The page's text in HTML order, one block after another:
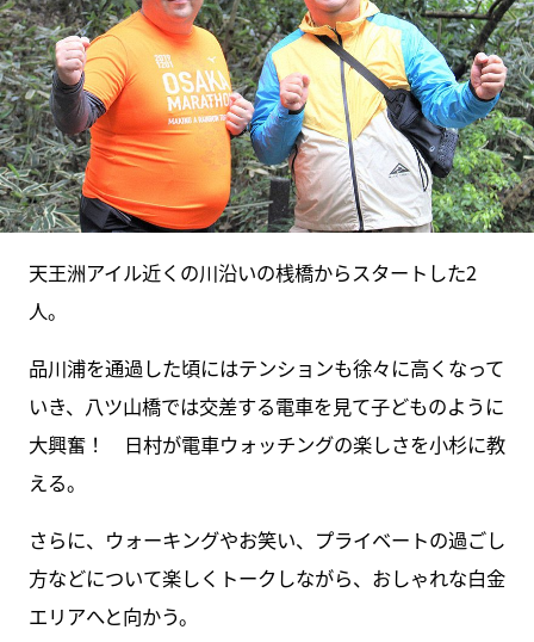
天王洲アイル近くの川沿いの桟橋からスタートした2
人。
品川浦を通過した頃にはテンションも徐々に高くなって
いき、八ツ山橋では交差する電車を見て子どものように
大興奮！ 日村が電車ウォッチングの楽しさを小杉に教
える。
さらに、ウォーキングやお笑い、プライベートの過ごし
方などについて楽しくトークしながら、おしゃれな白金
エリアへと向かう。